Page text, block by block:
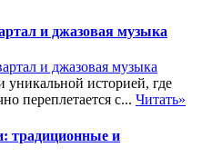
и джазовая музыка
историей, где
переплетается с... Читать»
традиционные и